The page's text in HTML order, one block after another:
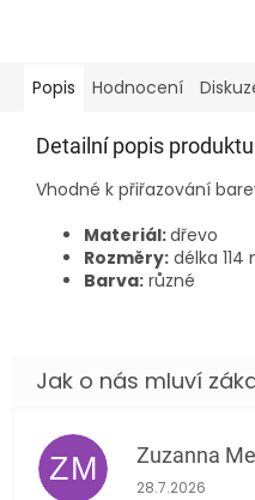
Popis Hodnocení
Detailní popis produktu
Vhodné k přiřazování
Materiál:dřevo
Rozměry: délka
Barva: různé
ZM Zuzanna
Hodnocení
28.7.2026